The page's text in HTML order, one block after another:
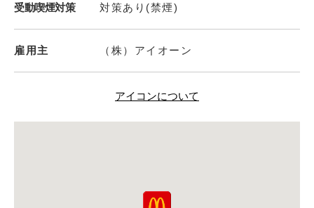
受動喫煙対策 対策あり(禁煙)
雇用主 （株）アイオーン
アイコンについて